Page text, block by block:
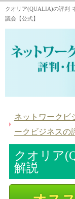
クオリア(QUALIA)の評判
議会【公式】
ネットワークビ
ークビジネスの
クオリア
解説